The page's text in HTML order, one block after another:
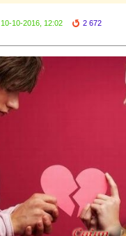
10-10-2016, 12:02 2 672